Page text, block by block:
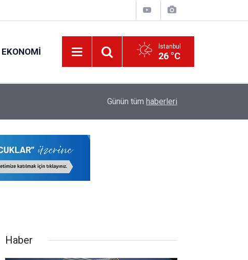
EKONOMI İstanbul
26 °C
O Öğretmenlerin Yaz Tatili 17 Ağustos'ta Sona
Günün tüm haberleri
Haber